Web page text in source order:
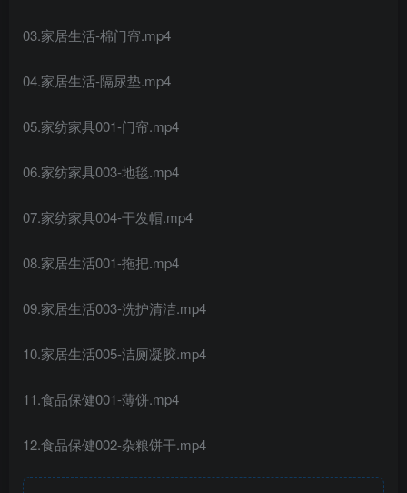
03.家居生活-棉门帘.mp4
04.家居生活-隔尿垫.mp4
05.家纺家具001-门帘.mp4
06.家纺家具003-地毯.mp4
07.家纺家具004-干发帽.mp4
08.家居生活001-拖把.mp4
09.家居生活003-洗护清洁.mp4
10.家居生活005-洁厕凝胶.mp4
11.食品保健001-薄饼.mp4
12.食品保健002-杂粮饼干.mp4